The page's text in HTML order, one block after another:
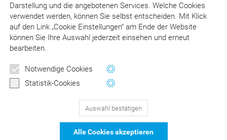
Darstellung und die angebotenen Services. Welche Cookies
verwendet werden, können Sie selbst entscheiden. Mit Klick
aufden Link „Cookie Einstellungen“ am Ende der Website
können Sie Ihre Auswahl jederzeit einsehen und erneut
bearbeiten.
Notwendige Cookies
Statistik-Cookies
Auswahl bestätigen
Alle Cookies akzeptieren
129Bewertungen auf ProvenExpert.com